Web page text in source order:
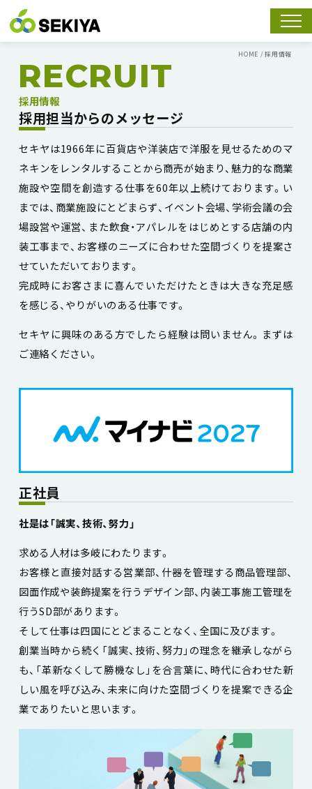
スマ
HOME /採用情報
RECRUIT
採用情報
採用担当からのメッセージ
セキヤは1966年に百貨店や洋装店で洋服を見せるためのマ
ネキンをレンタルすることから商売が始まり、魅力的な商業
施設や空間を創造する仕事を60年以上続けております。い
までは、商業施設にとどまらず、イベント会場、学術会議の会
場設営や運営、また飲食・アパレルをはじめとする店舗の内
装工事まで、お客様のニーズに合わせた空間づくりを提案さ
せていただいております。
完成時にお客さまに喜んでいただけたときは大きな充足感
を感じる、やりがいのある仕事です。
セキヤに興味のある方でしたら経験は問いません。まずは
ご連絡ください。
正社員
社是は「誠実、技術、努力」
求める人材は多岐にわたります。
お客様と直接対話する営業部、什器を管理する商品管理部、
図面作成や装飾提案を行うデザイン部、内装工事施工管理を
行うSD部があります。
そして仕事は四国にとどまることなく、全国に及びます。
創業当時から続く「誠実、技術、努力」の理念を継承しながら
も、「革新なくして勝機なし」を合言葉に、時代に合わせた新
しい風を呼び込み、未来に向けた空間づくりを提案できる企
業でありたいと思います。